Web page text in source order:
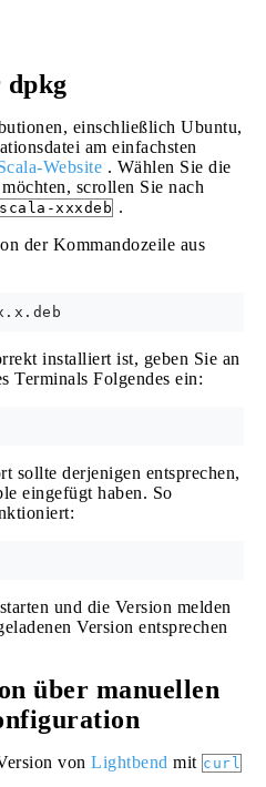
einschließlich Ubuntu,
am einfachsten
Website . Wählen Sie die
scrollen Sie nach
scala-xxxdeb .
der Kommandozeile aus
installiert ist, geben Sie an
Terminals Folgendes ein:
sollte derjenigen entsprechen,
eingefügt haben. So
und die Version melden
Version entsprechen
über manuellen
von Lightbend mit curl